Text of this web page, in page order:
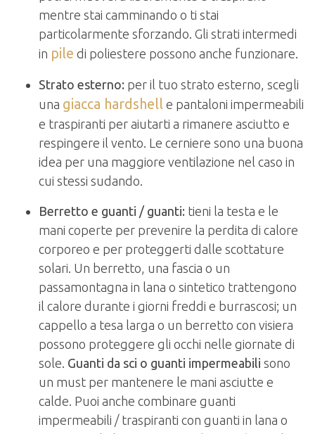
mentre stai camminando o ti stai
particolarmente sforzando. Gli strati intermedi
in pile di poliestere possono anche funzionare.
Strato esterno: per il tuo strato esterno, scegli
una giacca hardshell e pantaloni impermeabili
e traspiranti per aiutarti a rimanere asciutto e
respingere il vento. Le cerniere sono una buona
idea per una maggiore ventilazione nel caso in
cui stessi sudando.
Berretto e guanti / guanti: tieni la testa e le
mani coperte per prevenire la perdita di calore
corporeo e per proteggerti dalle scottature
solari. Un berretto, una fascia o un
passamontagna in lana o sintetico trattengono
il calore durante i giorni freddi e burrascosi; un
cappello a tesa larga o un berretto con visiera
possono proteggere gli occhi nelle giornate di
sole. Guanti da sci o guanti impermeabili sono
un must per mantenere le mani asciutte e
calde. Puoi anche combinare guanti
impermeabili / traspiranti con guanti in lana o